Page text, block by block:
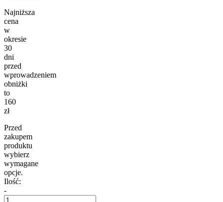
Najniższa
cena
w
okresie
30
dni
przed
wprowadzeniem
obniżki
to
160
zł
Przed
zakupem
produktu
wybierz
wymagane
opcje.
Ilość:
-